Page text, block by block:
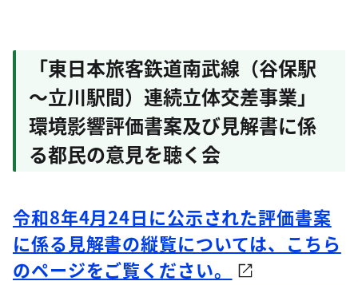
「東日本旅客鉃道南武線（谷保駅
～立川駅間）連続立体交差事業」
環境影響評価書案及び見解書に係
る都民の意見を聴く会
令和8年4月24日に公示された評価書案
に係る見解書の縦覧については、こちら
のページをご覧ください。